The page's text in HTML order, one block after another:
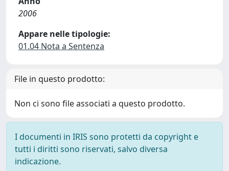
2006
Appare nelle tipologie:
01.04 Nota a Sentenza
File in questo prodotto:
Non ci sono file associati a questo prodotto.
I documenti in IRIS sono protetti da copyright e
tutti i diritti sono riservati, salvo diversa
indicazione.